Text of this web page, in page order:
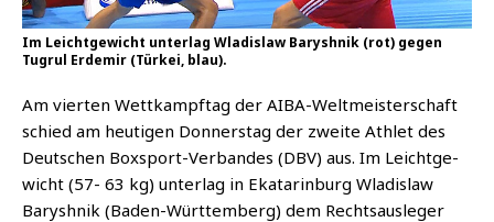
Im Leichtgewicht unterlag Wladislaw Baryshnik (rot) gegen
Tugrul Erdemir (Türkei, blau).
Am vier­ten Wett­kampf­tag der AIBA-Welt­meis­ter­schaft
schied am heu­ti­gen Don­ners­tag der zwei­te Ath­let des
Deut­schen Box­sport-Ver­ban­des (DBV) aus. Im Leicht­ge­
wicht (57- 63 kg) unter­lag in Eka­ta­rin­burg Wla­dis­law
Barysh­nik (Baden-Würt­tem­berg) dem Rechts­aus­le­ger